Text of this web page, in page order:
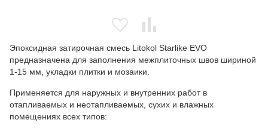
Эпоксидная затирочная смесь Litokol Starlike EVO
предназначена для заполнения межплиточных швов шириной
1-15 мм, укладки плитки и мозаики.
Применяется для наружных и внутренних работ в
отапливаемых и неотапливаемых, сухих и влажных
помещениях всех типов: